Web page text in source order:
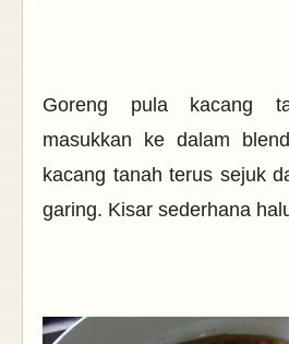
Goreng pula kacang
masukkan ke dalam
kacang tanah terus sejuk
garing. Kisar sederhana